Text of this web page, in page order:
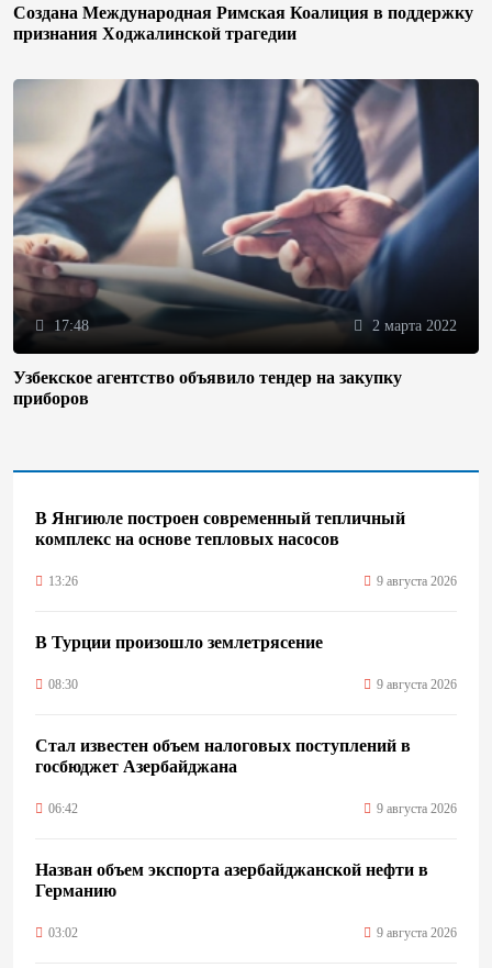
Создана Международная Римская Коалиция в поддержку
признания Ходжалинской трагедии
17:48 2 марта 2022
Узбекское агентство объявило тендер на закупку
приборов
В Янгиюле построен современный тепличный
комплекс на основе тепловых насосов
13:26 9 августа 2026
В Турции произошло землетрясение
08:30 9 августа 2026
Стал известен объем налоговых поступлений в
госбюджет Азербайджана
06:42 9 августа 2026
Назван объем экспорта азербайджанской нефти в
Германию
03:02 9 августа 2026